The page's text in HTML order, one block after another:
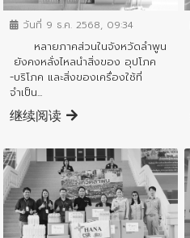
วันที่ 9 ธ.ค. 2568, 09:34
หลายภาคส่วนในจังหวัดลำพูน
ยังคงหลั่งไหลนำสิ่งของ อุปโภค
-บริโภค และสิ่งของเครื่องใช้ที่
จำเป็น...
继续阅读